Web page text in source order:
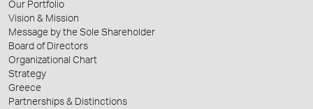
Our Portfolio
Vision & Mission
Message by the Sole Shareholder
Board of Directors
Organizational Chart
Strategy
Greece
Partnerships & Distinctions